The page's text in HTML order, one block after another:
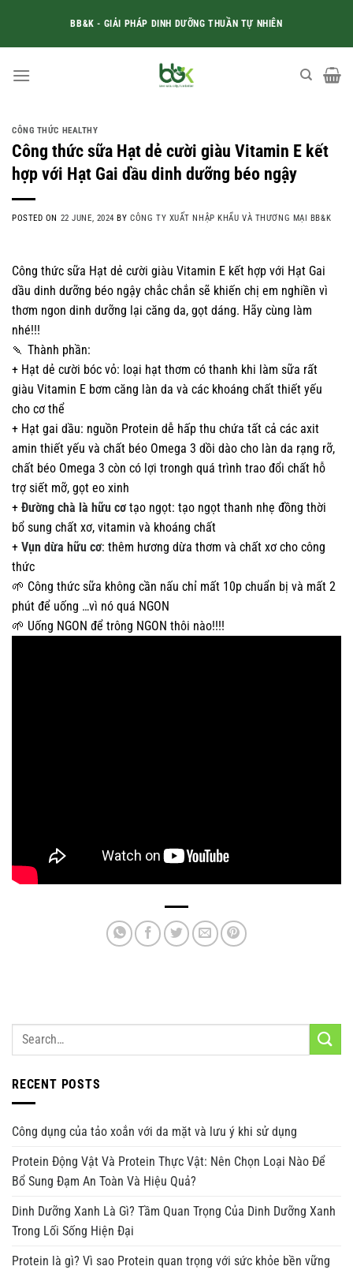
content
BB&K - GIẢI PHÁP DINH DƯỠNG THUẦN TỰ NHIÊN
CÔNG THỨC HEALTHY
Công thức sữa Hạt dẻ cười giàu Vitamin E kết
hợp với Hạt Gai dầu dinh dưỡng béo ngậy
POSTED ON 22 JUNE, 2024 BYCÔNG TY XUẤT NHẬP KHẨU VÀ THƯƠNG MẠI BB&K
Công thức sữa Hạt dẻ cười giàu Vitamin E kết hợp với Hạt Gai
dầu dinh dưỡng béo ngậy chắc chắn sẽ khiến chị em nghiền vì
thơm ngon dinh dưỡng lại căng da, gọt dáng. Hãy cùng làm
nhé!!!
🍡 Thành phần:
+ Hạt dẻ cười bóc vỏ: loại hạt thơm có thanh khi làm sữa rất
giàu Vitamin E bơm căng làn da và các khoáng chất thiết yếu
cho cơ thể
+ Hạt gai dầu: nguồn Protein dễ hấp thu chứa tất cả các axit
amin thiết yếu và chất béo Omega 3 dồi dào cho làn da rạng rỡ,
chất béo Omega 3 còn có lợi trongh quá trình trao đổi chất hỗ
trợ siết mỡ, gọt eo xinh
+ Đường chà là hữu cơ tạo ngọt: tạo ngọt thanh nhẹ đồng thời
bổ sung chất xơ, vitamin và khoáng chất
+ Vụn dừa hữu cơ: thêm hương dừa thơm và chất xơ cho công
thức
🌱 Công thức sữa không cần nấu chỉ mất 10p chuẩn bị và mất 2
phút để uống …vì nó quá NGON
🌱 Uống NGON để trông NGON thôi nào!!!!
RECENT POSTS
Công dụng của tảo xoắn với da mặt và lưu ý khi sử dụng
Protein Động Vật Và Protein Thực Vật: Nên Chọn Loại Nào Để
Bổ Sung Đạm An Toàn Và Hiệu Quả?
Dinh Dưỡng Xanh Là Gì? Tầm Quan Trọng Của Dinh Dưỡng Xanh
Trong Lối Sống Hiện Đại
Protein là gì? Vì sao Protein quan trọng với sức khỏe bền vững